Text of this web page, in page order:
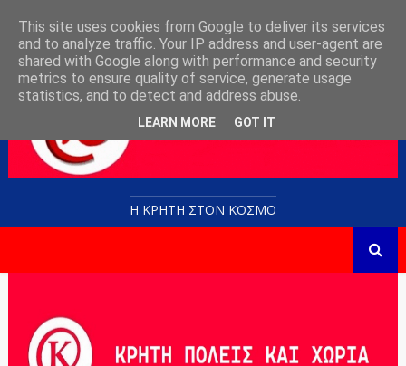
Η ΚΡΗΤΗ ΣΤΟN KOΣΜΟ
This site uses cookies from Google to deliver its services
and to analyze traffic. Your IP address and user-agent are
shared with Google along with performance and security
metrics to ensure quality of service, generate usage
statistics, and to detect and address abuse.
LEARN MORE GOT IT